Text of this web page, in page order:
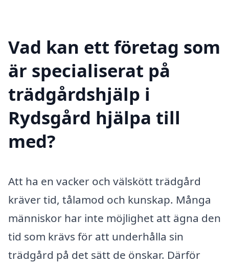
Vad kan ett företag som
är specialiserat på
trädgårdshjälp i
Rydsgård hjälpa till
med?
Att ha en vacker och välskött trädgård
kräver tid, tålamod och kunskap. Många
människor har inte möjlighet att ägna den
tid som krävs för att underhålla sin
trädgård på det sätt de önskar. Därför